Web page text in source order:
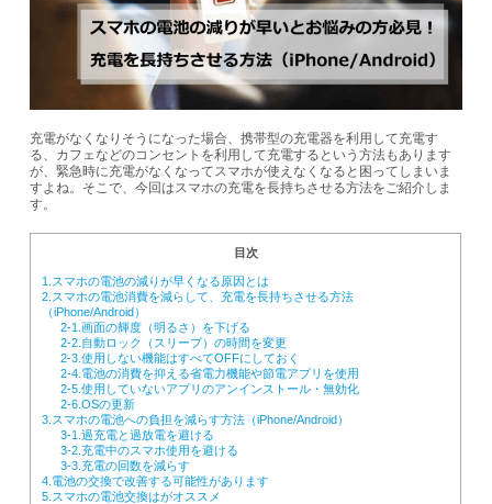
充電がなくなりそうになった場合、携帯型の充電器を利用して充電す
る、カフェなどのコンセントを利用して充電するという方法もあります
が、緊急時に充電がなくなってスマホが使えなくなると困ってしまいま
すよね。 そこで、今回はスマホの充電を長持ちさせる方法をご紹介しま
す。
目次
1.スマホの電池の減りが早くなる原因とは
2.スマホの電池消費を減らして、充電を長持ちさせる方法
（iPhone/Android）
2-1.画面の輝度（明るさ）を下げる
2-2.自動ロック（スリープ）の時間を変更
2-3.使用しない機能はすべてOFFにしておく
2-4.電池の消費を抑える省電力機能や節電アプリを使用
2-5.使用していないアプリのアンインストール・無効化
2-6.OSの更新
3.スマホの電池への負担を減らす方法（iPhone/Android）
3-1.過充電と過放電を避ける
3-2.充電中のスマホ使用を避ける
3-3.充電の回数を減らす
4.電池の交換で改善する可能性があります
5.スマホの電池交換はがオススメ